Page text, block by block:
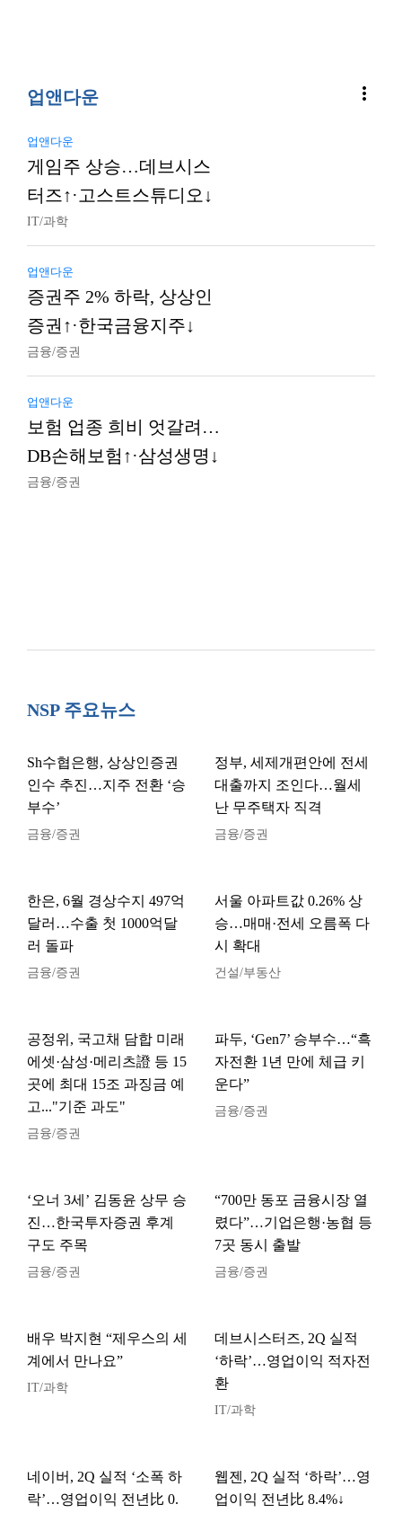
업앤다운 more_vert
업앤다운
게임주 상승…데브시스
터즈↑·고스트스튜디오↓
IT/과학
업앤다운
증권주 2% 하락, 상상인
증권↑·한국금융지주↓
금융/증권
업앤다운
보험 업종 희비 엇갈려…
DB손해보험↑·삼성생명↓
금융/증권
NSP 주요뉴스
Sh수협은행, 상상인증권
인수 추진…지주 전환 ‘승
부수’
금융/증권
정부, 세제개편안에 전세
대출까지 조인다…월세
난 무주택자 직격
금융/증권
한은, 6월 경상수지 497억
달러…수출 첫 1000억달
러 돌파
금융/증권
서울 아파트값 0.26% 상
승…매매·전세 오름폭 다
시 확대
건설/부동산
공정위, 국고채 담합 미래
에셋·삼성·메리츠證 등 15
곳에 최대 15조 과징금 예
고..."기준 과도"
금융/증권
파두, ‘Gen7’ 승부수…“흑
자전환 1년 만에 체급 키
운다”
금융/증권
‘오너 3세’ 김동윤 상무 승
진…한국투자증권 후계
구도 주목
금융/증권
“700만 동포 금융시장 열
렸다”…기업은행·농협 등
7곳 동시 출발
금융/증권
배우 박지현 “제우스의 세
계에서 만나요”
IT/과학
데브시스터즈, 2Q 실적
‘하락’…영업이익 적자전
환
IT/과학
네이버, 2Q 실적 ‘소폭 하
락’…영업이익 전년比 0.
웹젠, 2Q 실적 ‘하락’…영
업이익 전년比 8.4%↓